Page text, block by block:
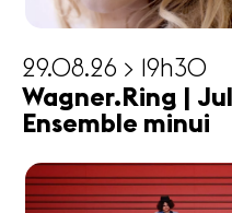
29.08.26 > 19h30
Wagner.Ring |
Ensemble minui